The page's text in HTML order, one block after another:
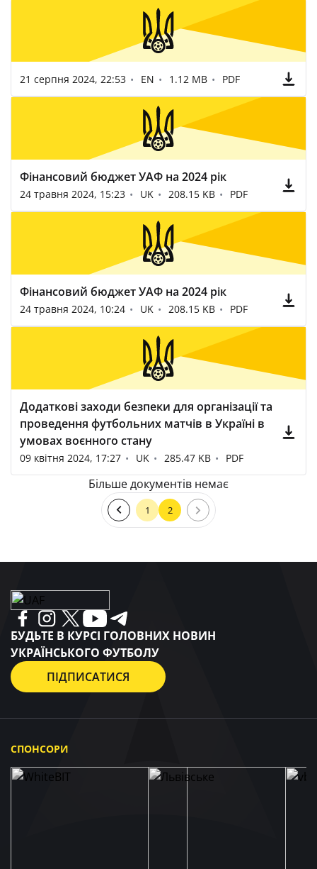
21 серпня 2024, 22:53 EN 1.12 MB PDF
Фінансовий бюджет УАФ на 2024 рік
24 травня 2024, 15:23 UK 208.15 KB PDF
Фінансовий бюджет УАФ на 2024 рік
24 травня 2024, 10:24 UK 208.15 KB PDF
Додаткові заходи безпеки для організації та
проведення футбольних матчів в Україні в
умовах воєнного стану
09 квітня 2024, 17:27 UK 285.47 KB PDF
Більше документів немає
1 2
БУДЬТЕ В КУРСІ ГОЛОВНИХ НОВИН
УКРАЇНСЬКОГО ФУТБОЛУ
ПІДПИСАТИСЯ
СПОНСОРИ